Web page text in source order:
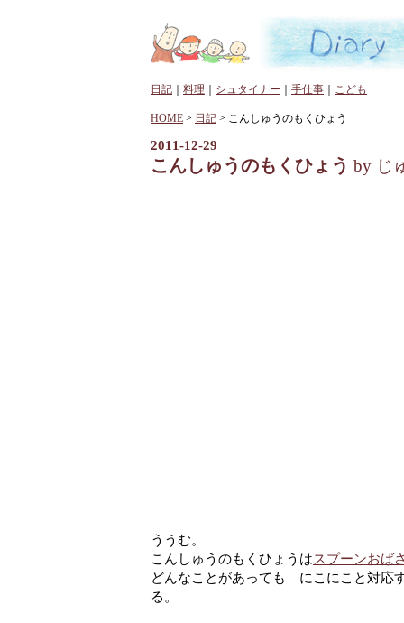
日記 料理 シュタイナー 手仕事 こども
HOME > 日記 > こんしゅうのもくひょう
2011-12-29
こんしゅうのもくひょう by じ
ううむ。
こんしゅうのもくひょうはスプーンおば
どんなことがあっても にこにこと対応
る。